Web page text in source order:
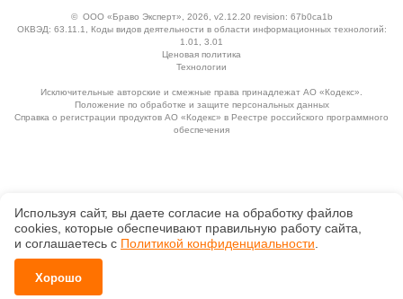
© ООО «Браво Эксперт» , 2026, v2.12.20 revision: 67b0ca1b
ОКВЭД: 63.11.1, Коды видов деятельности в области информационных технологий:
1.01, 3.01
Ценовая политика
Технологии
Исключительные авторские и смежные права принадлежат АО «Кодекс».
Положение по обработке и защите персональных данных
Справка о регистрации продуктов АО «Кодекс» в Реестре российского программного
обеспечения
Используя сайт, вы даете согласие на обработку файлов
сооkiеs, которые обеспечивают правильную работу сайта,
и соглашаетесь с Политикой конфиденциальности
Хорошо